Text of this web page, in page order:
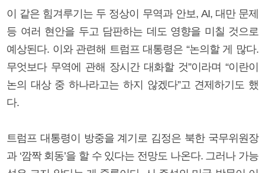
이 같은 힘겨루기는 두 정상이 무역과 안보, AI, 대만 문제
등 여러 현안을 두고 담판하는 데도 영향을 미칠 것으로
예상된다. 이와 관련해 트럼프 대통령은 “논의할 게 많다.
무엇보다 무역에 관해 장시간 대화할 것”이라며 “이란이
논의 대상 중 하나라고는 하지 않겠다”고 견제하기도 했
다.
트럼프 대통령이 방중을 계기로 김정은 북한 국무위원장
과 ‘깜짝 회동’을 할 수 있다는 전망도 나온다. 그러나 가능